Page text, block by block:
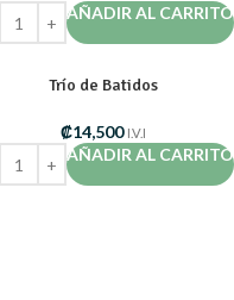
AÑADIR AL CARRITO
Trío de Batidos
₡14,500 I.V.I
AÑADIR AL CARRITO